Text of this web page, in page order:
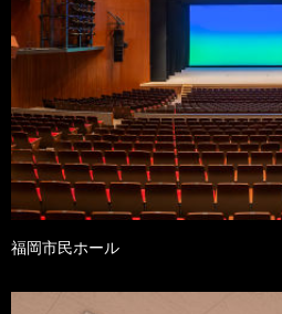
福岡市民ホール